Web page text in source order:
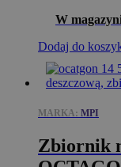
W
Dodaj do
MARKA: MPI
Zbiornik